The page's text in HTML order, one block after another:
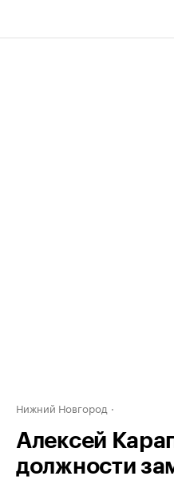
Нижний Новгород
Алексей
должности